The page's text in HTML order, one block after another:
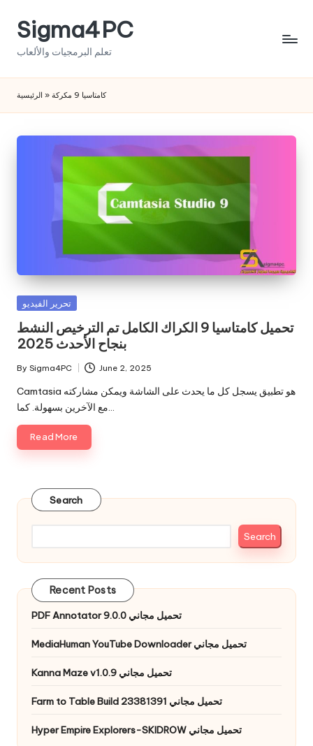
SkipSigma4PC
تعلم البرمجيات والألعاب
الرئيسية » كامتاسيا 9 مكركة
Posted
تحرير الفيديو
تحميل كامتاسيا 9 الكراك الكامل تم الترخيص النشط
بنجاح الأحدث 2025
Posted
by
By Sigma4PC June 2, 2025
Camtasia هو تطبيق يسجل كل ما يحدث على الشاشة ويمكن مشاركته
مع الآخرين بسهولة. كما…
Read More
Search
Search
Recent Posts
PDF Annotator 9.0.0 تحميل مجاني
MediaHuman YouTube Downloader تحميل مجاني
Kanna Maze v1.0.9 تحميل مجاني
Farm to Table Build 23381391 تحميل مجاني
Hyper Empire Explorers-SKIDROW تحميل مجاني